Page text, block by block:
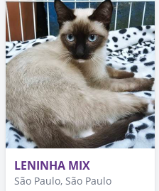
LENINHA MIX
São Paulo, São Paulo